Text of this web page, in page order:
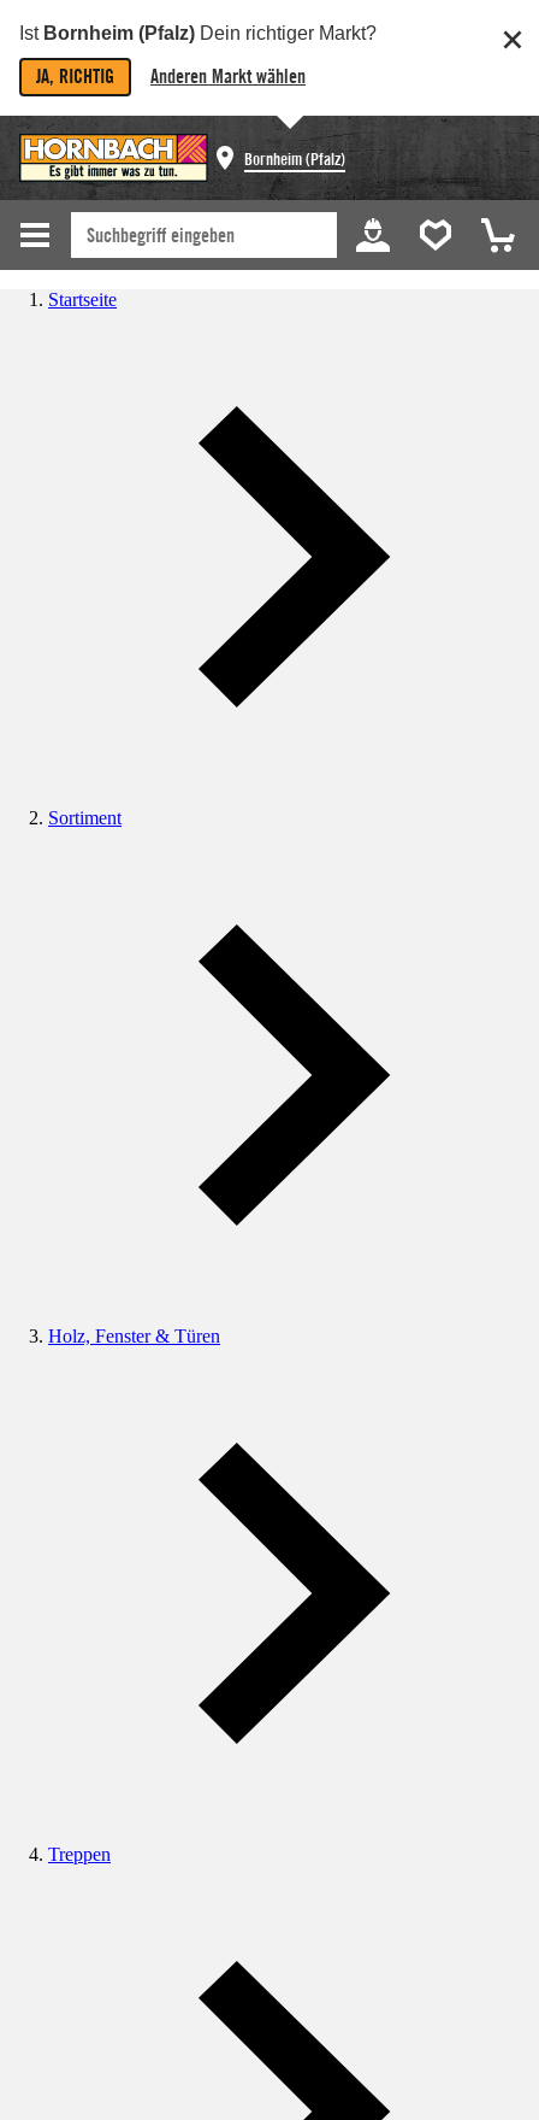
Ist Bornheim (Pfalz) Dein richtiger Markt?
JA, RICHTIG Anderen Markt wählen
Bornheim (Pfalz)
Startseite
Sortiment
Holz, Fenster & Türen
Treppen